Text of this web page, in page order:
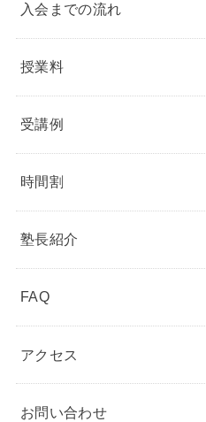
入会までの流れ
授業料
受講例
時間割
塾長紹介
FAQ
アクセス
お問い合わせ